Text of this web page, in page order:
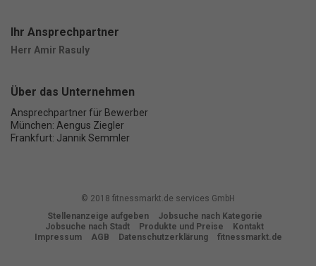
Ihr Ansprechpartner
Herr Amir Rasuly
Über das Unternehmen
Ansprechpartner für Bewerber
München: Aengus Ziegler
Frankfurt: Jannik Semmler
© 2018 fitnessmarkt.de services GmbH
Stellenanzeige aufgeben
Jobsuche nach Kategorie
Jobsuche nach Stadt
Produkte und Preise
Kontakt
Impressum
AGB Datenschutzerklärung fitnessmarkt.de
Nur essenzielle Cookies akzeptieren
Datenschutzeinstellungen
Essenziell (1)
Essenzielle Cookies ermöglichen grundlegende Funktionen und sind
für die einwandfreie Funktion der Website erforderlich.
Marketing-Cookies werden von Drittanbietern oder Publishern
verwendet, um personalisierte Werbung anzuzeigen. Sie tun dies, indem
sie Besucher über Websites hinweg verfolgen.